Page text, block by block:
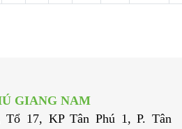
GIANG NAM
Tổ 17, KP Tân Phú 1, P. Tân